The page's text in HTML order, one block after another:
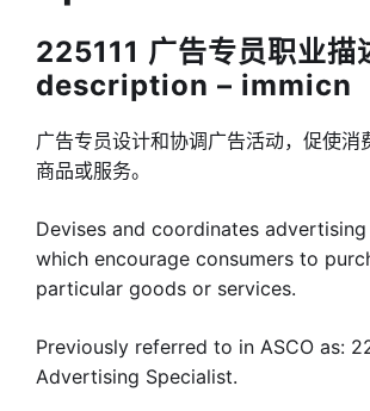
225111 广告专员职业描
description – immicn
广告专员设计和协调广告活动，促使消
商品或服务。
Devises and coordinates
which encourage consumers to
particular goods or services.
Previously referred to in ASCO as:
Advertising Specialist.